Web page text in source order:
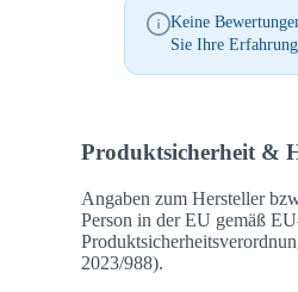
Keine
Sie Ihre
Produktsicherheit &
Angaben zum Hersteller
Person in der EU gemäß
2023/988).